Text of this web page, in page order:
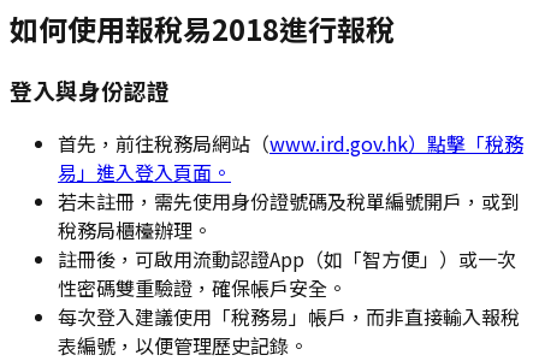
如何使用報稅易2018進行報稅
登入與身份認證
首先，前往稅務局網站（www.ird.gov.hk）點擊「稅務
易」進入登入頁面。
若未註冊，需先使用身份證號碼及稅單編號開戶，或到
稅務局櫃檯辦理。
註冊後，可啟用流動認證App（如「智方便」）或一次
性密碼雙重驗證，確保帳戶安全。
每次登入建議使用「稅務易」帳戶，而非直接輸入報稅
表編號，以便管理歷史記錄。